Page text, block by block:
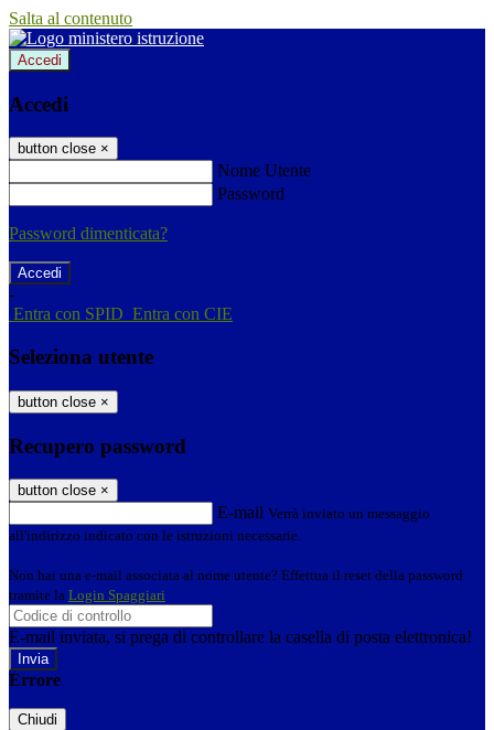
Salta al contenuto
Accedi
Accedi
button close ×
Nome Utente
Password
Password dimenticata?
-
Entra con SPID Entra con CIE
Seleziona utente
button close ×
Recupero password
button close ×
E-mail Verrà inviato un messaggio
all'indirizzo indicato con le istruzioni necessarie.
Non hai una e-mail associata al nome utente? Effettua il reset della password
tramite la Login Spaggiari
E-mail inviata, si prega di controllare la casella di posta elettronica!
Errore
Chiudi